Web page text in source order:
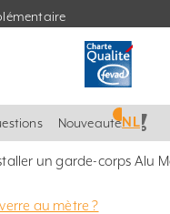
NouveautésNL
un garde-corps Alu
au mètre ?